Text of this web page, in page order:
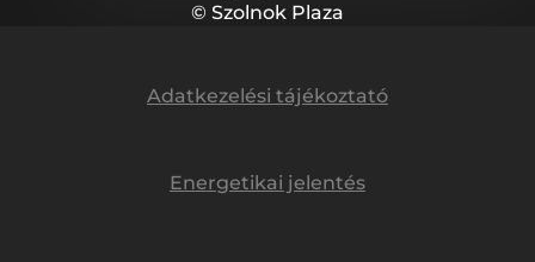
© Szolnok Plaza
Adatkezelési tájékoztató
Energetikai jelentés